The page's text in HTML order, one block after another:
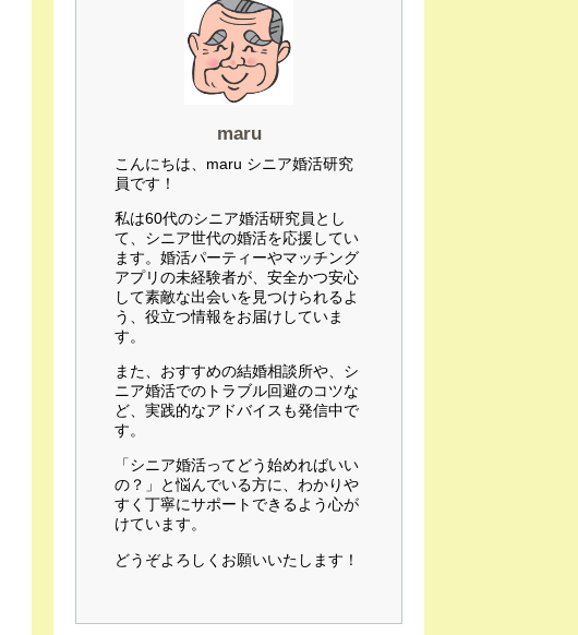
maru
こんにちは、maru シニア婚活研究
員です！
私は60代のシニア婚活研究員とし
て、シニア世代の婚活を応援してい
ます。婚活パーティーやマッチング
アプリの未経験者が、安全かつ安心
して素敵な出会いを見つけられるよ
う、役立つ情報をお届けしていま
す。
また、おすすめの結婚相談所や、シ
ニア婚活でのトラブル回避のコツな
ど、実践的なアドバイスも発信中で
す。
「シニア婚活ってどう始めればいい
の？」と悩んでいる方に、わかりや
すく丁寧にサポートできるよう心が
けています。
どうぞよろしくお願いいたします！